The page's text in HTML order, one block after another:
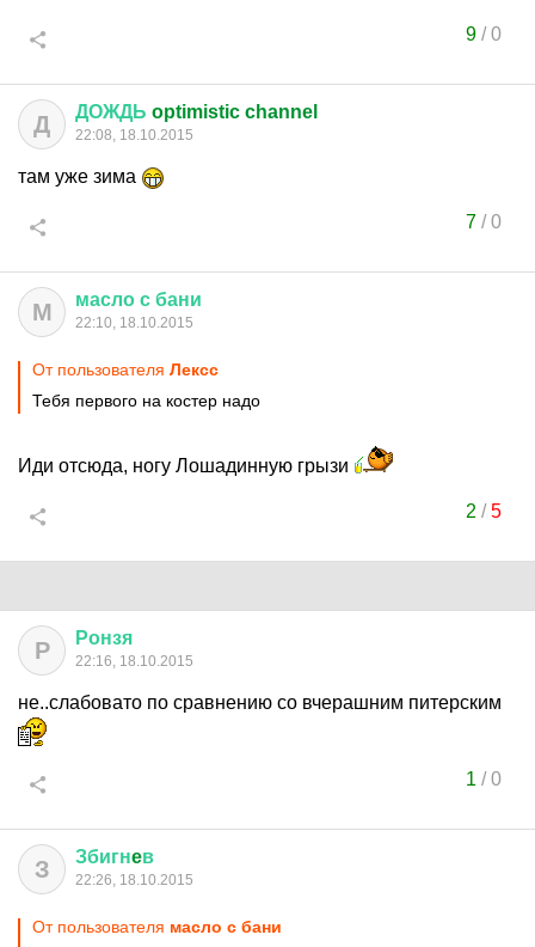
9/0
Д ДОЖДЬ optimistic channel
22:08, 18.10.2015
там уже зима
7/0
М масло с бани
22:10, 18.10.2015
От пользователя Лексс
Тебя первого на костер надо
Иди отсюда, ногу Лошадинную грызи
2 /5
Р Ронзя
22:16, 18.10.2015
не..слабовато по сравнению со вчерашним питерским
1 /0
З Збигнeв
22:26, 18.10.2015
От пользователя масло с бани